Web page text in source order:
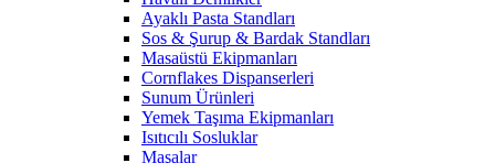
Ayaklı Pasta Standları
Sos & Şurup & Bardak Standları
Masaüstü Ekipmanları
Cornflakes Dispanserleri
Sunum Ürünleri
Yemek Taşıma Ekipmanları
Isıtıcılı Sosluklar
Maşalar